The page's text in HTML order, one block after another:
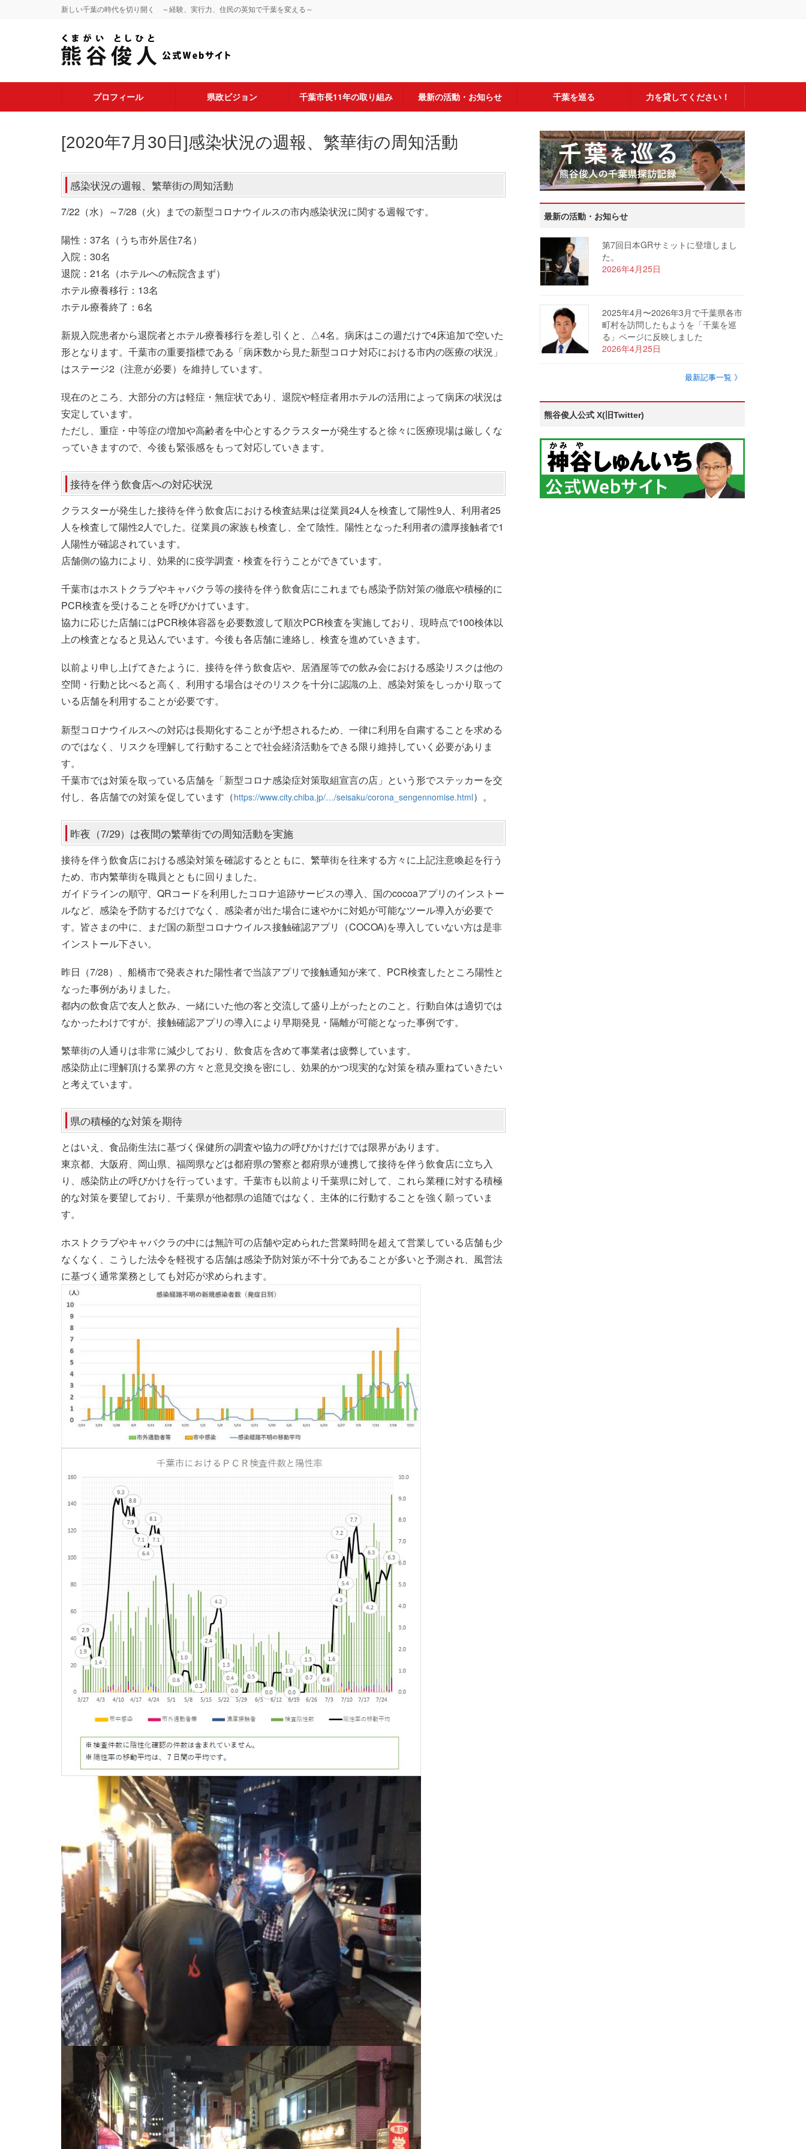
新しい千葉の時代を切り開く ～経験、実行力、住民の英知で千葉を変える～
プロフィール 県政ビジョン 千葉市長11年の取り組み 最新の活動・お知らせ 千葉を巡る 力を貸してください！
[2020年7月30日]感染状況の週報、繁華街の周知活動
感染状況の週報、繁華街の周知活動
7/22（水）～7/28（火）までの新型コロナウイルスの市内感染状況に関する週報です。
陽性：37名（うち市外居住7名）
入院：30名
退院：21名（ホテルへの転院含まず）
ホテル療養移行：13名
ホテル療養終了：6名
新規入院患者から退院者とホテル療養移行を差し引くと、△4名。病床はこの週だけで4床追加で空いた
形となります。千葉市の重要指標である「病床数から見た新型コロナ対応における市内の医療の状況」
はステージ2（注意が必要）を維持しています。
現在のところ、大部分の方は軽症・無症状であり、退院や軽症者用ホテルの活用によって病床の状況は
安定しています。
ただし、重症・中等症の増加や高齢者を中心とするクラスターが発生すると徐々に医療現場は厳しくな
っていきますので、今後も緊張感をもって対応していきます。
接待を伴う飲食店への対応状況
クラスターが発生した接待を伴う飲食店における検査結果は従業員24人を検査して陽性9人、利用者25
人を検査して陽性2人でした。従業員の家族も検査し、全て陰性。陽性となった利用者の濃厚接触者で1
人陽性が確認されています。
店舗側の協力により、効果的に疫学調査・検査を行うことができています。
千葉市はホストクラブやキャバクラ等の接待を伴う飲食店にこれまでも感染予防対策の徹底や積極的に
PCR検査を受けることを呼びかけています。
協力に応じた店舗にはPCR検体容器を必要数渡して順次PCR検査を実施しており、現時点で100検体以
上の検査となると見込んでいます。今後も各店舗に連絡し、検査を進めていきます。
以前より申し上げてきたように、接待を伴う飲食店や、居酒屋等での飲み会における感染リスクは他の
空間・行動と比べると高く、利用する場合はそのリスクを十分に認識の上、感染対策をしっかり取って
いる店舗を利用することが必要です。
新型コロナウイルスへの対応は長期化することが予想されるため、一律に利用を自粛することを求める
のではなく、リスクを理解して行動することで社会経済活動をできる限り維持していく必要がありま
す。
千葉市では対策を取っている店舗を「新型コロナ感染症対策取組宣言の店」という形でステッカーを交
付し、各店舗での対策を促しています（https://www.city.chiba.jp/…/seisaku/corona_sengennomise.html）。
昨夜（7/29）は夜間の繁華街での周知活動を実施
接待を伴う飲食店における感染対策を確認するとともに、繁華街を往来する方々に上記注意喚起を行う
ため、市内繁華街を職員とともに回りました。
ガイドラインの順守、QRコードを利用したコロナ追跡サービスの導入、国のcocoaアプリのインストー
ルなど、感染を予防するだけでなく、感染者が出た場合に速やかに対処が可能なツール導入が必要で
す。皆さまの中に、まだ国の新型コロナウイルス接触確認アプリ（COCOA)を導入していない方は是非
インストール下さい。
昨日（7/28）、船橋市で発表された陽性者で当該アプリで接触通知が来て、PCR検査したところ陽性と
なった事例がありました。
都内の飲食店で友人と飲み、一緒にいた他の客と交流して盛り上がったとのこと。行動自体は適切では
なかったわけですが、接触確認アプリの導入により早期発見・隔離が可能となった事例です。
繁華街の人通りは非常に減少しており、飲食店を含めて事業者は疲弊しています。
感染防止に理解頂ける業界の方々と意見交換を密にし、効果的かつ現実的な対策を積み重ねていきたい
と考えています。
県の積極的な対策を期待
とはいえ、食品衛生法に基づく保健所の調査や協力の呼びかけだけでは限界があります。
東京都、大阪府、岡山県、福岡県などは都府県の警察と都府県が連携して接待を伴う飲食店に立ち入
り、感染防止の呼びかけを行っています。千葉市も以前より千葉県に対して、これら業種に対する積極
的な対策を要望しており、千葉県が他都県の追随ではなく、主体的に行動することを強く願っていま
す。
ホストクラブやキャバクラの中には無許可の店舗や定められた営業時間を超えて営業している店舗も少
なくなく、こうした法令を軽視する店舗は感染予防対策が不十分であることが多いと予測され、風営法
に基づく通常業務としても対応が求められます。
最新の活動・お知らせ
第7回日本GRサミットに登壇しまし
た。
2026年4月25日
2025年4月〜2026年3月で千葉県各市
町村を訪問したもようを「千葉を巡
る」ページに反映しました
2026年4月25日
最新記事一覧 》
熊谷俊人公式 X(旧Twitter)